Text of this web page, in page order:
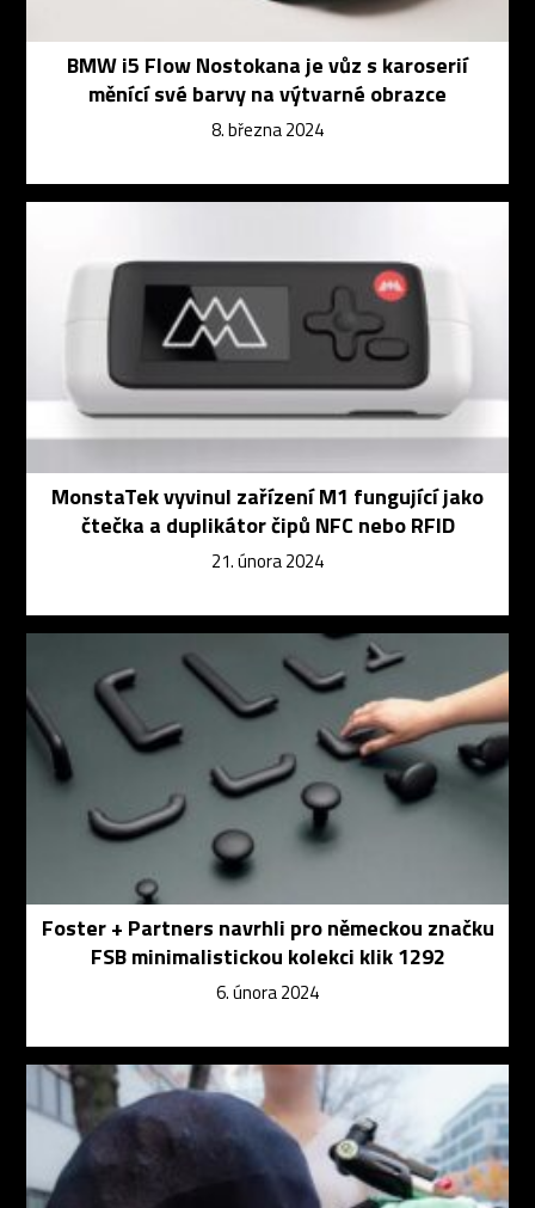
BMW i5 Flow Nostokana je vůz s karoserií
měnící své barvy na výtvarné obrazce
8. března 2024
MonstaTek vyvinul zařízení M1 fungující jako
čtečka a duplikátor čipů NFC nebo RFID
21. února 2024
Foster + Partners navrhli pro německou značku
FSB minimalistickou kolekci klik 1292
6. února 2024